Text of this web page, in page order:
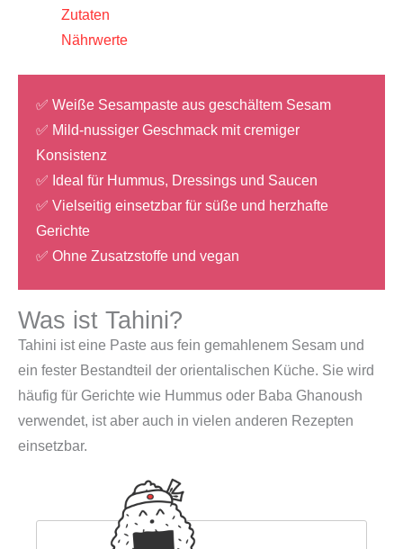
Zutaten
Nährwerte
✅ Weiße Sesampaste aus geschältem Sesam
✅ Mild-nussiger Geschmack mit cremiger
Konsistenz
✅ Ideal für Hummus, Dressings und Saucen
✅ Vielseitig einsetzbar für süße und herzhafte
Gerichte
✅ Ohne Zusatzstoffe und vegan
Was ist Tahini?
Tahini ist eine Paste aus fein gemahlenem Sesam und
ein fester Bestandteil der orientalischen Küche. Sie wird
häufig für Gerichte wie Hummus oder Baba Ghanoush
verwendet, ist aber auch in vielen anderen Rezepten
einsetzbar.